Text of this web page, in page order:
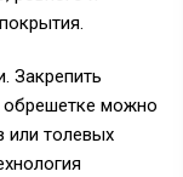
Закрепить
обрешетке можно
толевых